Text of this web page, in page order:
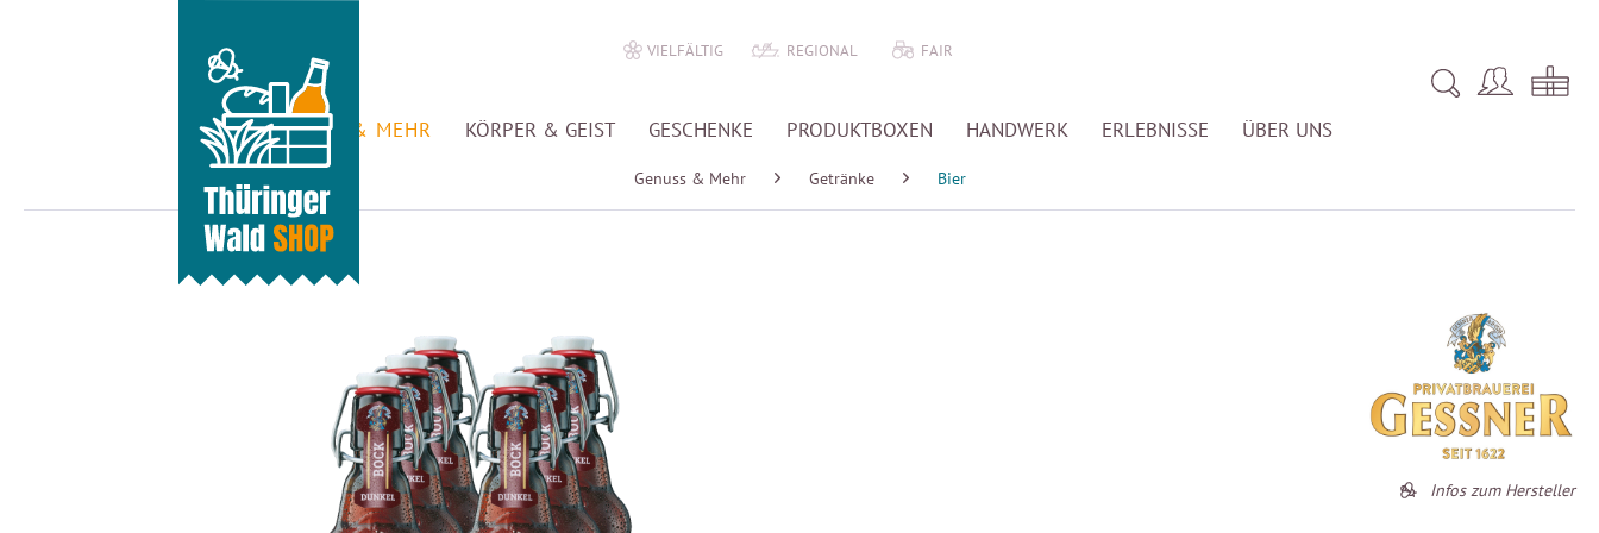
VIELFÄLTIG REGIONAL FAIR
GENUSS & MEHR KÖRPER & GEIST GESCHENKE PRODUKTBOXEN HANDWERK ERLEBNISSE ÜBER UNS
Genuss & Mehr Getränke Bier
Infos zum Hersteller